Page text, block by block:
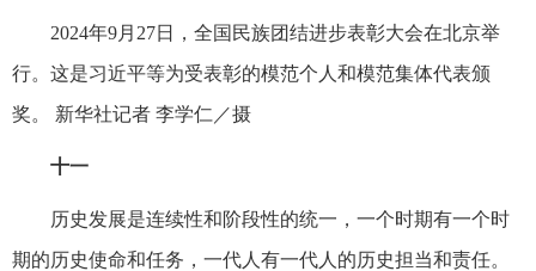
2024年9月27日，全国民族团结进步表彰大会在北京举
行。这是习近平等为受表彰的模范个人和模范集体代表颁
奖。 新华社记者 李学仁／摄
十一
历史发展是连续性和阶段性的统一，一个时期有一个时
期的历史使命和任务，一代人有一代人的历史担当和责任。